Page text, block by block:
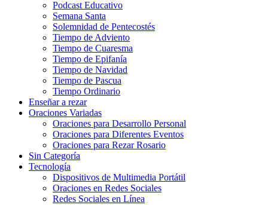
Podcast Educativo
Semana Santa
Solemnidad de Pentecostés
Tiempo de Adviento
Tiempo de Cuaresma
Tiempo de Epifanía
Tiempo de Navidad
Tiempo de Pascua
Tiempo Ordinario
Enseñar a rezar
Oraciones Variadas
Oraciones para Desarrollo Personal
Oraciones para Diferentes Eventos
Oraciones para Rezar Rosario
Sin Categoría
Tecnología
Dispositivos de Multimedia Portátil
Oraciones en Redes Sociales
Redes Sociales en Línea